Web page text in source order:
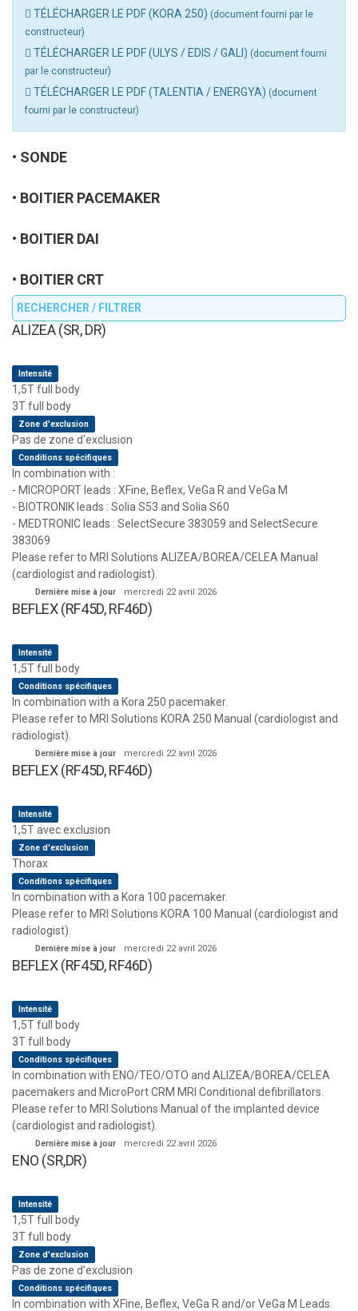
TÉLÉCHARGER LE PDF (KORA 250) (document fourni par le
constructeur)
TÉLÉCHARGER LE PDF (ULYS / EDIS / GALI) (document fourni
par le constructeur)
TÉLÉCHARGER LE PDF (TALENTIA / ENERGYA) (document
fourni par le constructeur)
SONDE
BOITIER PACEMAKER
BOITIER DAI
BOITIER CRT
RECHERCHER / FILTRER
ALIZEA (SR, DR)
Intensité
1,5T full body
3T full body
Zone d'exclusion
Pas de zone d'exclusion
Conditions spécifiques
In combination with :
- MICROPORT leads : XFine, Beflex, VeGa R and VeGa M
- BIOTRONIK leads : Solia S53 and Solia S60
- MEDTRONIC leads : SelectSecure 383059 and SelectSecure
383069
Please refer to MRI Solutions ALIZEA/BOREA/CELEA Manual
(cardiologist and radiologist).
Dernière mise à jour mercredi 22 avril 2026
BEFLEX (RF45D, RF46D)
Intensité
1,5T full body
Conditions spécifiques
In combination with a Kora 250 pacemaker.
Please refer to MRI Solutions KORA 250 Manual (cardiologist and
radiologist).
Dernière mise à jour mercredi 22 avril 2026
BEFLEX (RF45D, RF46D)
Intensité
1,5T avec exclusion
Zone d'exclusion
Thorax
Conditions spécifiques
In combination with a Kora 100 pacemaker.
Please refer to MRI Solutions KORA 100 Manual (cardiologist and
radiologist).
Dernière mise à jour mercredi 22 avril 2026
BEFLEX (RF45D, RF46D)
Intensité
1,5T full body
3T full body
Conditions spécifiques
In combination with ENO/TEO/OTO and ALIZEA/BOREA/CELEA
pacemakers and MicroPort CRM MRI Conditional defibrillators.
Please refer to MRI Solutions Manual of the implanted device
(cardiologist and radiologist).
Dernière mise à jour mercredi 22 avril 2026
ENO (SR,DR)
Intensité
1,5T full body
3T full body
Zone d'exclusion
Pas de zone d'exclusion
Conditions spécifiques
In combination with XFine, Beflex, VeGa R and/or VeGa M Leads.